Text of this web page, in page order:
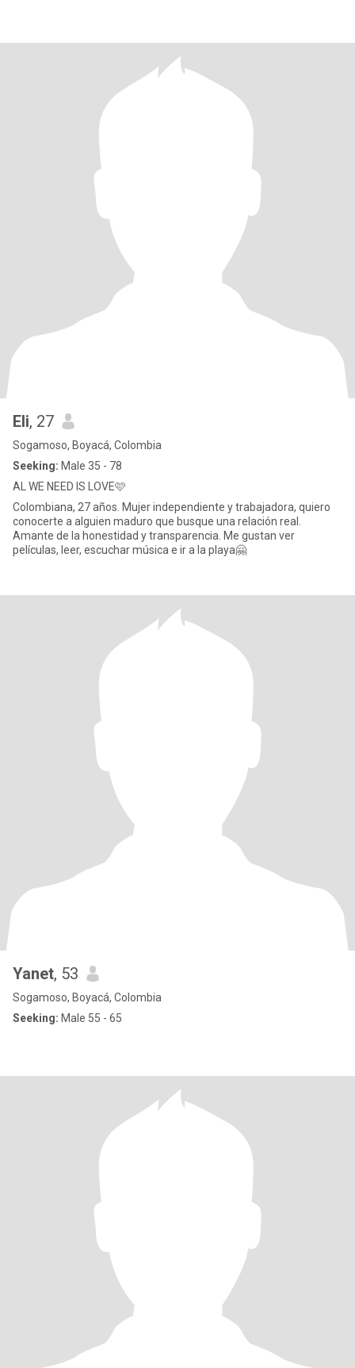
Eli, 27
Sogamoso, Boyacá, Colombia
Seeking: Male 35 - 78
AL WE NEED IS LOVE🩷
Colombiana, 27 años. Mujer independiente y trabajadora, quiero
conocerte a alguien maduro que busque una relación real.
Amante de la honestidad y transparencia. Me gustan ver
películas, leer, escuchar música e ir a la playa🤗
Yanet, 53
Sogamoso, Boyacá, Colombia
Seeking: Male 55 - 65